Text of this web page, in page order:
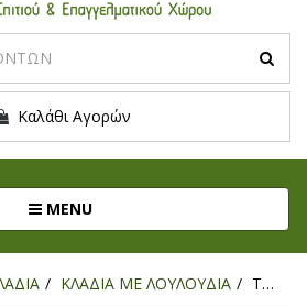
Καλάθι Αγορών
MENUToggle navigation
ΚΛΑΔΙΑ ΜΕ ΛΟΥΛΟΥΔΙΑ ΤΕΧΝΗΤΟ ΚΛΑΔΙ ΠΑΜΠΑΣ ΓΚΡΑΣ ΣΚΟΥΡΟ ΚΑΦΕ 115ΕΚ.